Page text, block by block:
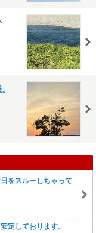
をスルーしちゃって
定しております。